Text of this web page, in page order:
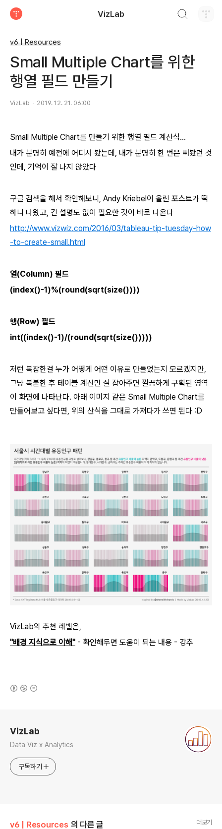
VizLab
v6 | Resources
Small Multiple Chart를 위한
행열 필드 만들기
VizLab 2019. 12. 21. 06:00
Small Multiple Chart를 만들기 위한 행열 필드 계산식...
내가 분명히 예전에 어디서 봤는데, 내가 분명히 한 번은 써봤던 것
인데, 기억이 잘 나지 않았다
구글 검색을 해서 확인해보니, Andy Kriebel이 올린 포스트가 떡
하니 나왔고, 긴 설명도 없이 필요한 것이 바로 나온다
http://www.vizwiz.com/2016/03/tableau-tip-tuesday-how
-to-create-small.html
열(Column) 필드
(index()-1)%(round(sqrt(size())))
행(Row) 필드
int((index()-1)/(round(sqrt(size()))))
저런 복잡한걸 누가 어떻게 어떤 이유로 만들었는지 모르겠지만,
그냥 복붙한 후 테이블 계산만 잘 잡아주면 깔끔하게 구획된 영역
이 화면에 나타난다. 아래 이미지 같은 Small Multiple Chart를
만들어보고 싶다면, 위의 산식을 그대로 가져다가 쓰면 된다 :D
VizLab의 추천 레벨은,
"배경 지식으로 이해" - 확인해두면 도움이 되는 내용 - 강추
VizLab
Data Viz x Analytics
구독하기
v6 | Resources 의 다른 글 더보기